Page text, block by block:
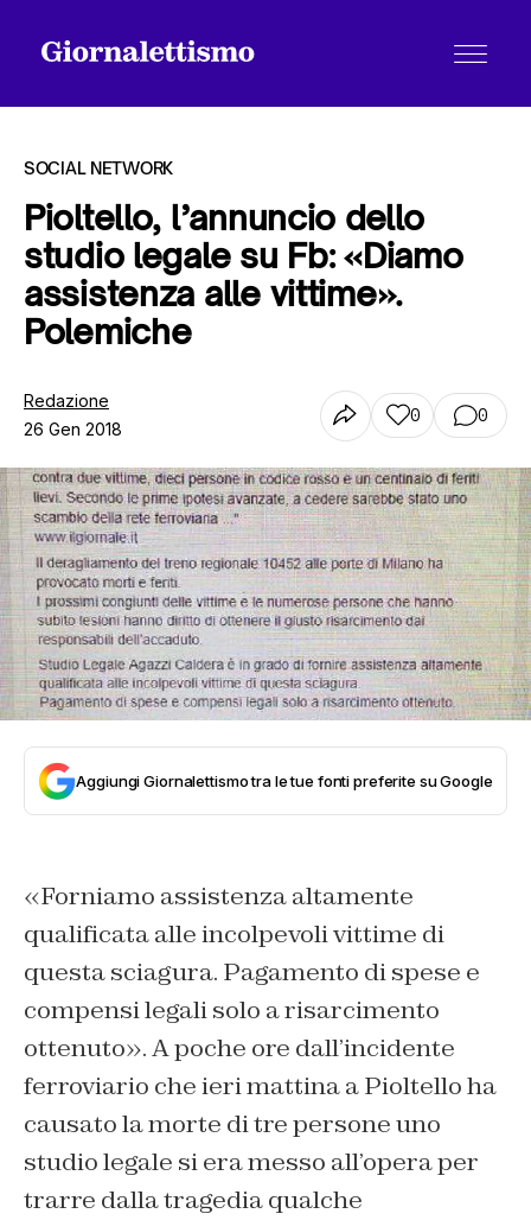
Tutti gli articoli
SOCIAL NETWORK
Pioltello, l’annuncio dello
studio legale su Fb: «Diamo
assistenza alle vittime».
Polemiche
Redazione
26 Gen 2018
0 0
Aggiungi Giornalettismo tra le tue fonti preferite su Google
«Forniamo assistenza altamente
qualificata alle incolpevoli vittime di
questa sciagura. Pagamento di spese e
compensi legali solo a risarcimento
ottenuto». A poche ore dall’incidente
ferroviario che ieri mattina a Pioltello ha
causato la morte di tre persone uno
studio legale si era messo all’opera per
trarre dalla tragedia qualche